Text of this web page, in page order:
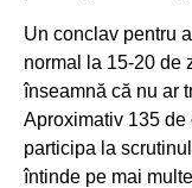
Un conclav pentru
normal la 15-20 de
înseamnă că nu ar
Aproximativ 135
participa la
întinde pe mai